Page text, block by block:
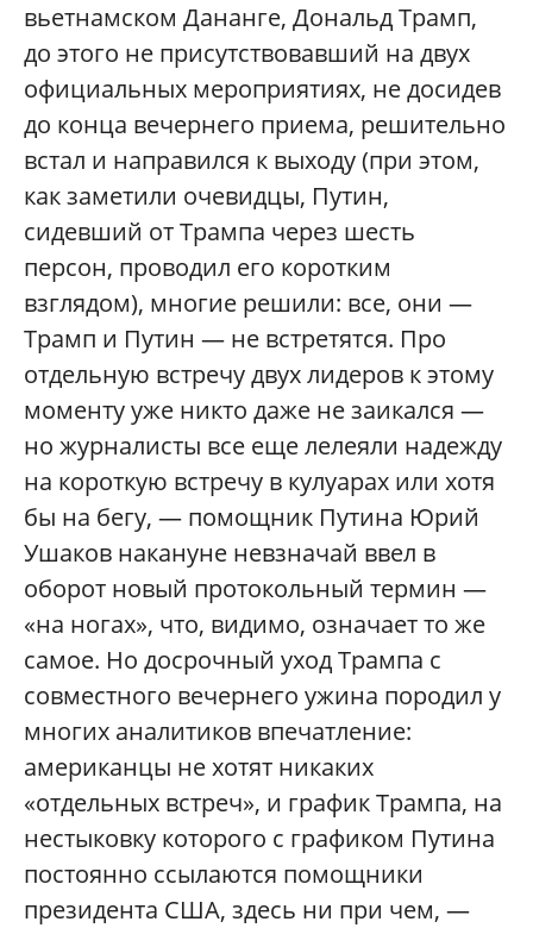
вьетнамском Дананге, Дональд Трамп,
до этого не присутствовавший на двух
официальных мероприятиях, не досидев
до конца вечернего приема, решительно
встал и направился к выходу (при этом,
как заметили очевидцы, Путин,
сидевший от Трампа через шесть
персон, проводил его коротким
взглядом), многие решили: все, они —
Трамп и Путин — не встретятся. Про
отдельную встречу двух лидеров к этому
моменту уже никто даже не заикался —
но журналисты все еще лелеяли надежду
на короткую встречу в кулуарах или хотя
бы на бегу, — помощник Путина Юрий
Ушаков накануне невзначай ввел в
оборот новый протокольный термин —
«на ногах», что, видимо, означает то же
самое. Но досрочный уход Трампа с
совместного вечернего ужина породил у
многих аналитиков впечатление:
американцы не хотят никаких
«отдельных встреч», и график Трампа, на
нестыковку которого с графиком Путина
постоянно ссылаются помощники
президента США, здесь ни при чем, —